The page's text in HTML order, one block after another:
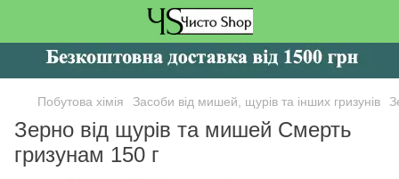
Побутова хімія Засоби від мишей, щурів та інших гризунів
Зерно від щурів та мишей Смерть
гризунам 150 г